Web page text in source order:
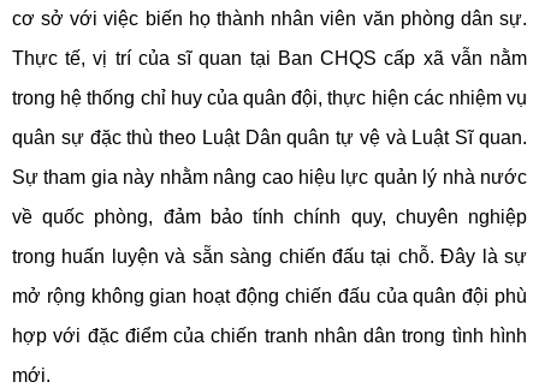
cơ sở với việc biến họ thành nhân viên văn phòng dân sự.
Thực tế, vị trí của sĩ quan tại Ban CHQS cấp xã vẫn nằm
trong hệ thống chỉ huy của quân đội, thực hiện các nhiệm vụ
quân sự đặc thù theo Luật Dân quân tự vệ và Luật Sĩ quan.
Sự tham gia này nhằm nâng cao hiệu lực quản lý nhà nước
về quốc phòng, đảm bảo tính chính quy, chuyên nghiệp
trong huấn luyện và sẵn sàng chiến đấu tại chỗ. Đây là sự
mở rộng không gian hoạt động chiến đấu của quân đội phù
hợp với đặc điểm của chiến tranh nhân dân trong tình hình
mới.